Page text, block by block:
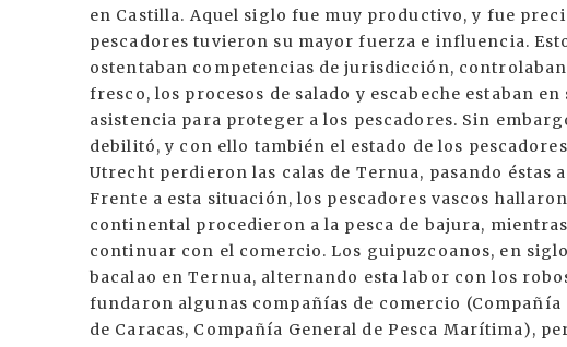
en Castilla. Aquel siglo fue muy productivo, y fue
pescadores tuvieron su mayor fuerza e influencia.
ostentaban competencias de jurisdicción,
fresco, los procesos de salado y escabeche estaban
asistencia para proteger a los pescadores. Sin
debilitó, y con ello también el estado de los
Utrecht perdieron las calas de Ternua, pasando éstas
Frente a esta situación, los pescadores vascos
continental procedieron a la pesca de bajura,
continuar con el comercio. Los guipuzcoanos, en
bacalao en Ternua, alternando esta labor con los
fundaron algunas compañías de comercio (Compañía
de Caracas, Compañía General de Pesca Marítima),